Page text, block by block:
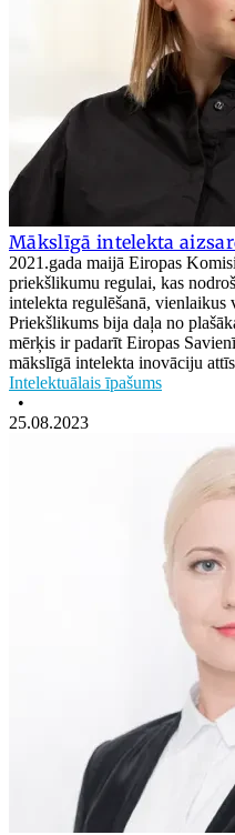
Mākslīgā intelekta
2021.gada maijā Eiropas
priekšlikumu regulai, kas
intelekta regulēšanā,
Priekšlikums bija daļa no
mērķis ir padarīt Eiropas
mākslīgā intelekta inovāciju
Intelektuālais īpašums
•
25.08.2023